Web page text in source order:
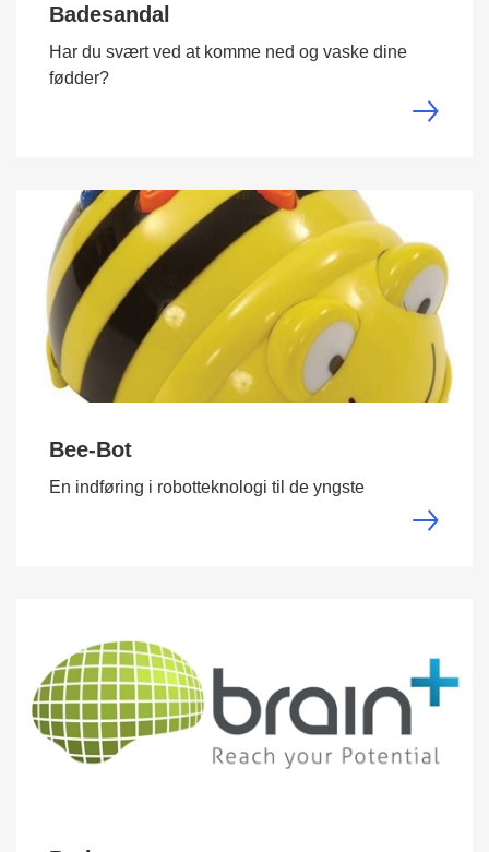
Badesandal
Har du svært ved at komme ned og vaske dine
fødder?
Bee-Bot
En indføring i robotteknologi til de yngste